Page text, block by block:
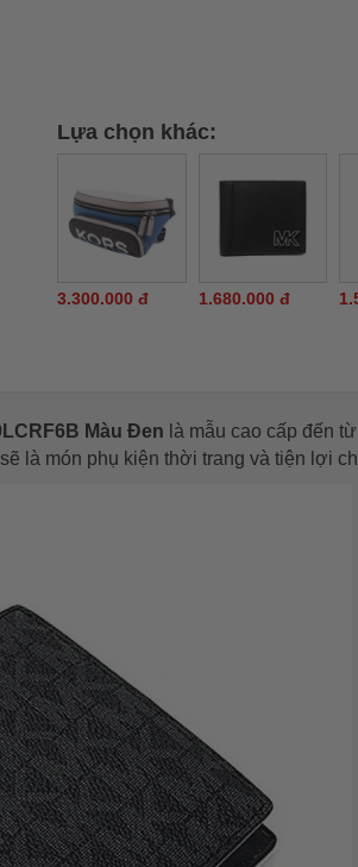
Lựa chọn khác:
3.300.000 đ 1.680.000 đ
Màu Đen là mẫu cao cấp đến
là món phụ kiện thời trang và tiện lợi